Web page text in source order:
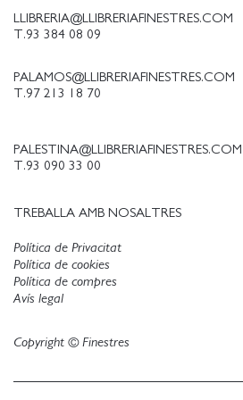
LLIBRERIA@LLIBRERIAFINESTRES.COM
T.93 384 08 09
PALAMOS@LLIBRERIAFINESTRES.COM
T.97 213 18 70
PALESTINA@LLIBRERIAFINESTRES.COM
T.93 090 33 00
TREBALLA AMB NOSALTRES
Política de Privacitat
Política de cookies
Avís legal
Política de compres
Copyright © Finestres